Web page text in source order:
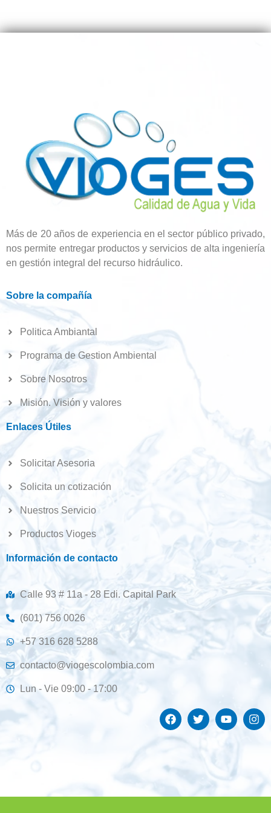
Más de 20 años de experiencia en el sector público privado,
nos permite entregar productos y servicios de alta ingeniería
en gestión integral del recurso hidráulico.
Sobre la compañía
Politica Ambiantal
Programa de Gestion Ambiental
Sobre Nosotros
Misión. Visión y valores
Enlaces Útiles
Solicitar Asesoria
Solicita un cotización
Nuestros Servicio
Productos Vioges
Información de contacto
Calle 93 # 11a - 28 Edi. Capital Park
(601) 756 0026
+57 316 628 5288
contacto@viogescolombia.com
Lun - Vie 09:00 - 17:00